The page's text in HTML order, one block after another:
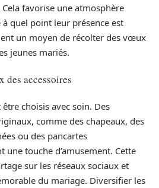
favorise une atmosphère
quel point leur présence est
un moyen de récolter des vœux
jeunes mariés.
des accessoires
choisis avec soin. Des
comme des chapeaux, des
ou des pancartes
une touche d’amusement. Cette
sur les réseaux sociaux et
du mariage. Diversifier les